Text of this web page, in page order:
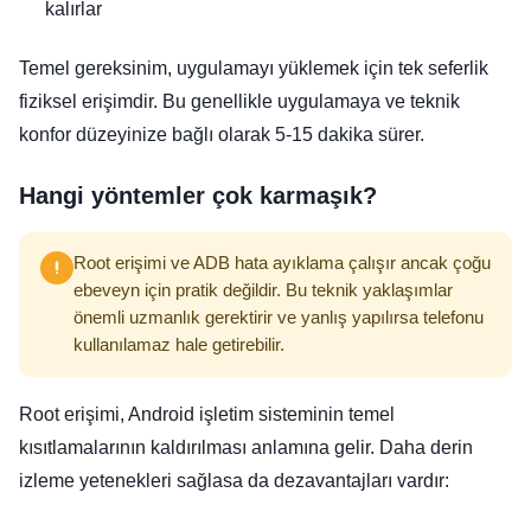
kalırlar
Temel gereksinim, uygulamayı yüklemek için tek seferlik
fiziksel erişimdir. Bu genellikle uygulamaya ve teknik
konfor düzeyinize bağlı olarak 5-15 dakika sürer.
Hangi yöntemler çok karmaşık?
Root erişimi ve ADB hata ayıklama çalışır ancak çoğu
ebeveyn için pratik değildir. Bu teknik yaklaşımlar
önemli uzmanlık gerektirir ve yanlış yapılırsa telefonu
kullanılamaz hale getirebilir.
Root erişimi, Android işletim sisteminin temel
kısıtlamalarının kaldırılması anlamına gelir. Daha derin
izleme yetenekleri sağlasa da dezavantajları vardır: